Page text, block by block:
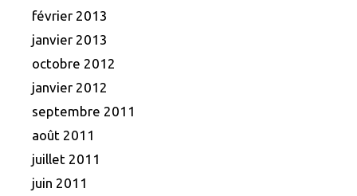
février 2013
janvier 2013
octobre 2012
janvier 2012
septembre 2011
août 2011
juillet 2011
juin 2011